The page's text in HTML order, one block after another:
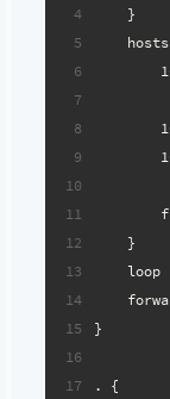
4
5
6
7
8
9
10
11
12
13
14
15
16
17
    }
    }
    loop
}
. {